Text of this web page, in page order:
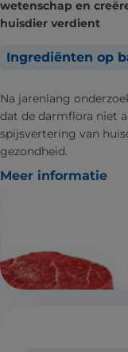
wetenschap en
huisdier verdient
Ingrediënten op
Na jarenlang
dat de darmflora niet
spijsvertering van
gezondheid.
Meer informatie